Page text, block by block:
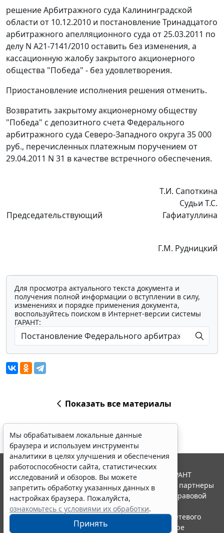
решение Арбитражного суда Калининградской
области от 10.12.2010 и постановлениеТринадцатого
арбитражного апелляционного суда от 25.03.2011 по
делу N А21-7141/2010 оставить без изменения, а
кассационную жалобу закрытого акционерного
общества "Победа" - без удовлетворения.
Приостановление исполнения решения отменить.
Возвратить закрытому акционерному обществу
"Победа" с депозитного счета Федерального
арбитражного суда Северо-Западного округа 35 000
руб., перечисленных платежным поручением от
29.04.2011 N 31 в качестве встречного обеспечения.
Председательствующий
Т.И. Сапоткина
Судьи Т.С.
Гафиатуллина
Г.М. Рудницкий
Для просмотра актуального текста документа и
получения полной информации о вступлении в силу,
изменениях и порядке применения документа,
воспользуйтесь поиском в Интернет-версии системы
ГАРАНТ:
Показать все материалы
Мы обрабатываем локальные данные
браузера и используем инструменты
аналитики в целях улучшения и обеспечения
работоспособности сайта, статистических
исследований и обзоров. Вы можете
запретить обработку указанных данных в
настройках браузера. Пожалуйста,
ознакомьтесь с условиями их обработки.
Принять
© ООО "НПП "ГАРАНТ-СЕРВИС", 2026. Система ГАРАНТ
выпускается с 1990 года. Компания "Гарант" и ее партнеры
являются участниками Российской ассоциации правовой
информации ГАРАНТ.
Портал ГАРАНТ.РУ зарегистрирован в качестве сетевого
издания Федеральной службой по надзору в сфере